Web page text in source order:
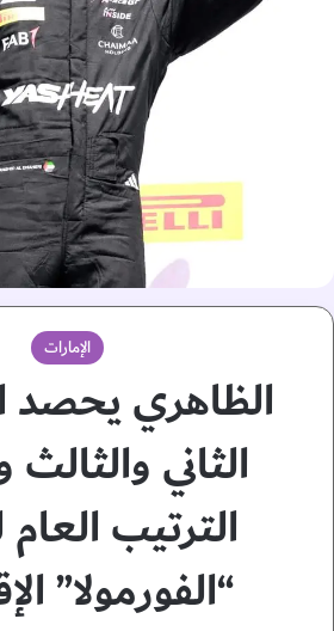
الإمارات
الظاهري يحصد
الثاني
الترتيب
“الفورمولا”